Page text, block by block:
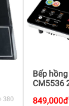
380
Bếp
CM5536
849,000đ